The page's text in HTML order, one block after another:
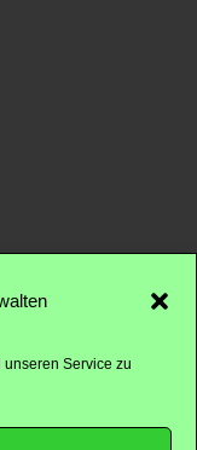
Service zu